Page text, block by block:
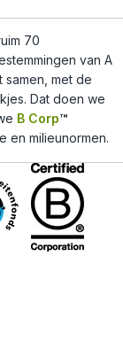
70
van A
samen, met de
Dat doen we
B Corp™
en milieunormen.